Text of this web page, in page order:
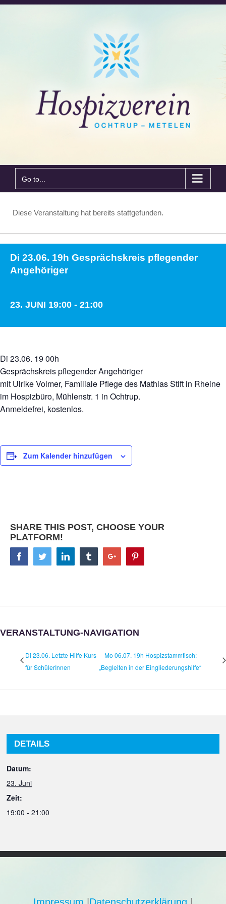
Go to...
Diese Veranstaltung hat bereits stattgefunden.
Di 23.06. 19h Gesprächskreis pflegender
Angehöriger
23. JUNI 19:00 - 21:00
Di 23.06. 19 00h
Gesprächskreis pflegender Angehöriger
mit Ulrike Volmer, Familiale Pflege des Mathias Stift in Rheine
im Hospizbüro, Mühlenstr. 1 in Ochtrup.
Anmeldefrei, kostenlos.
Zum Kalender hinzufügen
SHARE THIS POST, CHOOSE YOUR
PLATFORM!
FacebookTwitterLinkedin TumblrGoogle+
VERANSTALTUNG-NAVIGATION
Di 23.06. Letzte Hilfe Kurs
für SchülerInnen
Mo 06.07. 19h Hospizstammtisch:
„Begleiten in der Eingliederungshilfe“
DETAILS
Datum:
23. Juni
Zeit:
19:00 - 21:00